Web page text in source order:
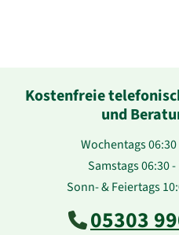
Kostenfreie
und
Wochentags 06:30
Samstags 06:30 -
Sonn- & Feiertags
05303